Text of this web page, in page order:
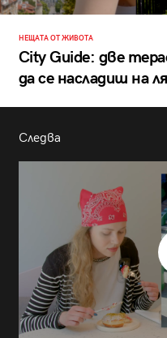
НЕЩАТА ОТ ЖИВОТА
City Guide: две
да се насладиш на
Следва